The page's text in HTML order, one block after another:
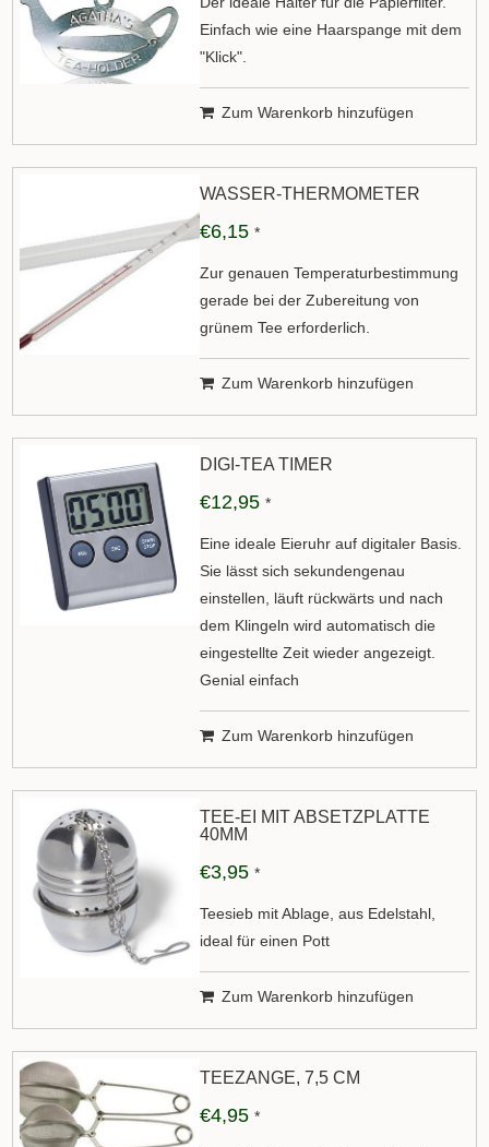
Einfach wie eine Haarspange mit dem
"Klick".
Zum Warenkorb hinzufügen
WASSER-THERMOMETER
€6,15 *
Zur genauen Temperaturbestimmung
gerade bei der Zubereitung von
grünem Tee erforderlich.
Zum Warenkorb hinzufügen
DIGI-TEA TIMER
€12,95 *
Eine ideale Eieruhr auf digitaler Basis.
Sie lässt sich sekundengenau
einstellen, läuft rückwärts und nach
dem Klingeln wird automatisch die
eingestellte Zeit wieder angezeigt.
Genial einfach
Zum Warenkorb hinzufügen
TEE-EI MIT ABSETZPLATTE
40MM
€3,95 *
Teesieb mit Ablage, aus Edelstahl,
ideal für einen Pott
Zum Warenkorb hinzufügen
TEEZANGE, 7,5 CM
€4,95 *